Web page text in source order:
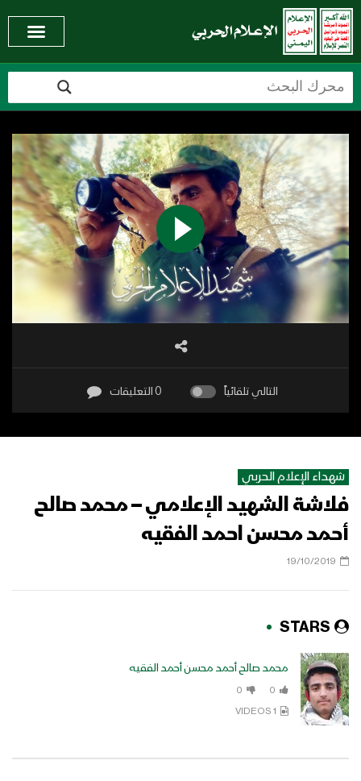
التالي تلقائياً 0 التعليقات
شهداء الإعلام الحربي
فلاشة الشهيد الإعلامي – محمد صالح
أحمد محسن احمد الفقيه
19/10/2019
STARS
محمد صالح أحمد محسن أحمد الفقيه
0
0
1 VIDEOS